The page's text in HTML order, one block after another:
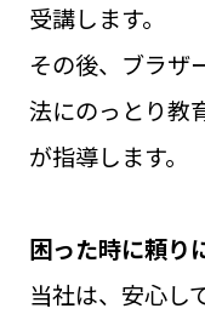
受講します。
その後、ブラザ
法にのっとり教
が指導します。
困った時に頼り
当社は、安心し